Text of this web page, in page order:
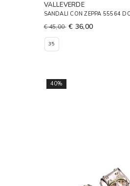
VALLEVERDE
SANDALI CON ZEPPA 55564
€ 45,00 € 36,00
35
40%